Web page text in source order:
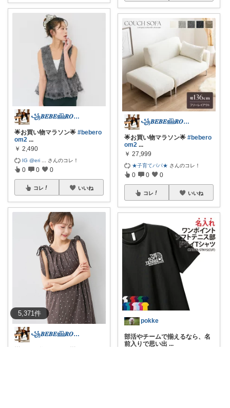
5,371件
꧁𝑩𝑬𝑩𝑬𓊝𝑹𝑶𝑶𝑴꧂
🌟お買い物マラソン🌟 #bebero
om2 ...
￥ 2,490
IG @eri さんのコレ！
0 0 0
コレ いいね
꧁𝑩𝑬𝑩𝑬𓊝𝑹𝑶𝑶𝑴꧂
꧁𝑩𝑬𝑩𝑬𓊝𝑹𝑶𝑶𝑴꧂
🌟お買い物マラソン🌟 #bebero
om2 ...
￥ 27,999
★子育てパパ★ さんのコレ！
0 0 0
コレ いいね
pokke
部活やチームで揃えるなら、名
前入りで思い出 ...